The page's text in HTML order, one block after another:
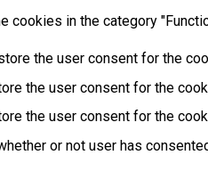
cookies in the category
the user consent for the
the user consent for the
the user consent for the
or not user has